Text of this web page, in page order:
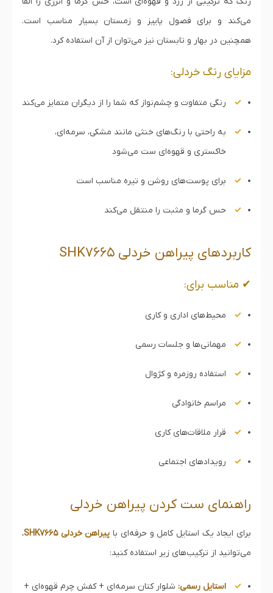
می‌کند و برای فصول پاییز و زمستان بسیار مناسب است.
همچنین در بهار و تابستان نیز می‌توان از آن استفاده کرد.
مزایای رنگ خردلی:
رنگی متفاوت و چشم‌نواز که شما را از دیگران متمایز می‌کند
به راحتی با رنگ‌های خنثی مانند مشکی، سرمه‌ای،
خاکستری و قهوه‌ای ست می‌شود
برای پوست‌های روشن و تیره مناسب است
حس گرما و مثبت را منتقل می‌کند
کاربردهای پیراهن خردلی SHK7665
✔ مناسب برای:
محیط‌های اداری و کاری
مهمانی‌ها و جلسات رسمی
استفاده روزمره و کژوال
مراسم خانوادگی
قرار ملاقات‌های کاری
رویدادهای اجتماعی
راهنمای ست کردن پیراهن خردلی
برای ایجاد یک استایل کامل و حرفه‌ای با پیراهن خردلی SHK7665
،
می‌توانید از ترکیب‌های زیر استفاده کنید:
استایل رسمی: شلوار کتان سرمه‌ای + کفش چرم قهوه‌ای +